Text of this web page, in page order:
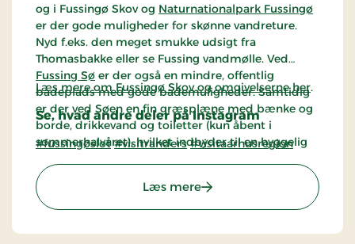
og i Fussingø Skov og Naturnationalpark Fussingø
er der gode muligheder for skønne vandreture.
Nyd f.eks. den meget smukke udsigt fra
Thomasbakke eller se Fussing vandmølle. Ved
Fussing Sø er der også en mindre, offentlig
badeplads med gode bademuligheder. Samtidig
er der ved Søen en fin græsplæne med bænke og
borde, drikkevand og toiletter (kun åbent i
sommerhalvåret), hvilket indbyder til en hyggelig
Læs mere om Fussingø Skov og omgivelserne her.
Se, hvad andre deler på Instagram
#fussingøslot #visitranders #visitaarhusregion
Læs mere: Fussingø Slot